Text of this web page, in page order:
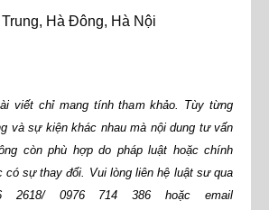
Hà Đông, Hà Nội
viết chỉ mang tính tham khảo. Tùy từng
và sự kiện khác nhau mà nội dung tư vấn
còn phù hợp do pháp luật hoặc chính
có sự thay đổi. Vui lòng liên hệ luật sư qua
2618/ 0976 714 386 hoặc email